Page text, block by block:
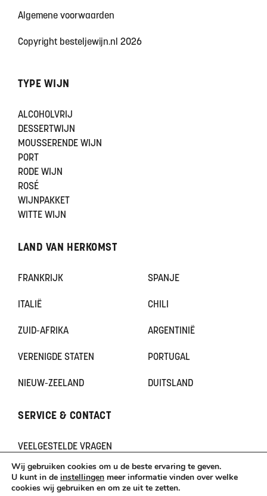
Algemene voorwaarden
Copyright besteljewijn.nl 2026
TYPE WIJN
ALCOHOLVRIJ
DESSERTWIJN
MOUSSERENDE WIJN
PORT
RODE WIJN
ROSÉ
WIJNPAKKET
WITTE WIJN
LAND VAN HERKOMST
FRANKRIJK SPANJE
ITALIË CHILI
ZUID-AFRIKA ARGENTINIË
VERENIGDE STATEN PORTUGAL
NIEUW-ZEELAND DUITSLAND
SERVICE & CONTACT
VEELGESTELDE VRAGEN
CONTACT
KLACHTEN
TERUGBETAAL- EN RETOURNERINGSBELEID
Wij gebruiken cookies om u de beste ervaring te geven.
U kunt in de instellingen meer informatie vinden over welke
cookies wij gebruiken en om ze uit te zetten.